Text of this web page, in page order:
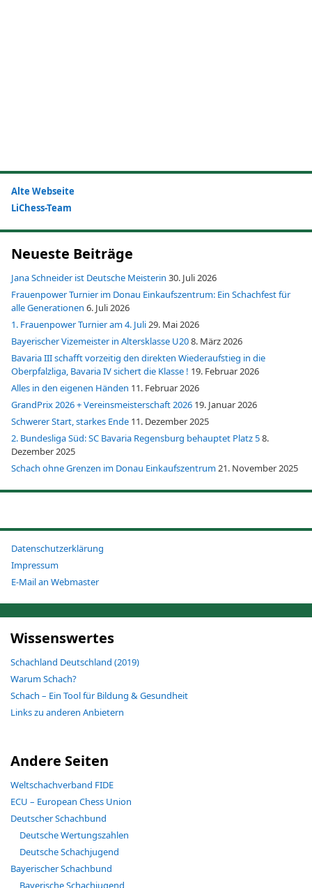
Alte Webseite
LiChess-Team
Neueste Beiträge
Jana Schneider ist Deutsche Meisterin 30. Juli 2026
Frauenpower Turnier im Donau Einkaufszentrum: Ein Schachfest für
alle Generationen 6. Juli 2026
1. Frauenpower Turnier am 4. Juli 29. Mai 2026
Bayerischer Vizemeister in Altersklasse U208. März 2026
Bavaria III schafft vorzeitig den direkten Wiederaufstieg in die
Oberpfalzliga, Bavaria IV sichert die Klasse ! 19. Februar 2026
Alles in den eigenen Händen 11. Februar 2026
GrandPrix 2026 + Vereinsmeisterschaft 2026 19. Januar 2026
Schwerer Start, starkes Ende 11. Dezember 2025
2. Bundesliga Süd: SC Bavaria Regensburg behauptet Platz 58.
Dezember 2025
Schach ohne Grenzen im Donau Einkaufszentrum 21. November 2025
Datenschutzerklärung
Impressum
E-Mail an Webmaster
Wissenswertes
Schachland Deutschland (2019)
Warum Schach?
Schach – Ein Tool für Bildung & Gesundheit
Links zu anderen Anbietern
Andere Seiten
Weltschachverband FIDE
ECU – European Chess Union
Deutscher Schachbund
Deutsche Wertungszahlen
Deutsche Schachjugend
Bayerischer Schachbund
Bayerische Schachjugend